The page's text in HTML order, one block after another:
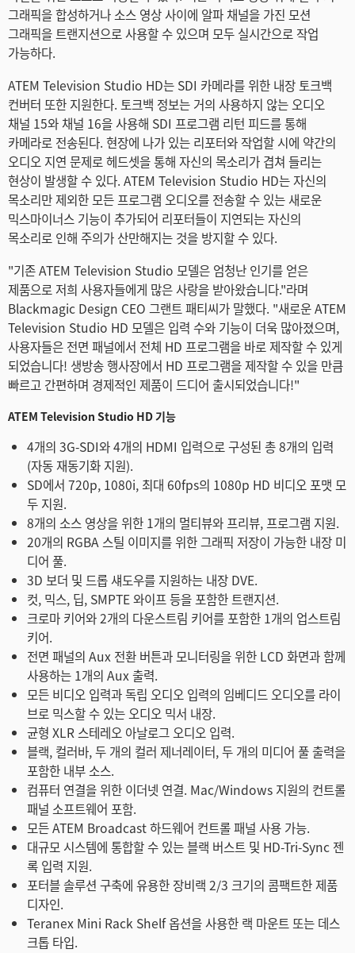
그래픽을 합성하거나 소스 영상 사이에 알파 채널을 가진 모션
그래픽을 트랜지션으로 사용할 수 있으며 모두 실시간으로 작업
가능하다.
ATEM Television Studio HD는 SDI 카메라를 위한 내장 토크백
컨버터 또한 지원한다. 토크백 정보는 거의 사용하지 않는 오디오
채널 15와 채널 16을 사용해 SDI 프로그램 리턴 피드를 통해
카메라로 전송된다. 현장에 나가 있는 리포터와 작업할 시에 약간의
오디오 지연 문제로 헤드셋을 통해 자신의 목소리가 겹쳐 들리는
현상이 발생할 수 있다. ATEM Television Studio HD는 자신의
목소리만 제외한 모든 프로그램 오디오를 전송할 수 있는 새로운
믹스마이너스 기능이 추가되어 리포터들이 지연되는 자신의
목소리로 인해 주의가 산만해지는 것을 방지할 수 있다.
"기존 ATEM Television Studio 모델은 엄청난 인기를 얻은
제품으로 저희 사용자들에게 많은 사랑을 받아왔습니다."라며
Blackmagic Design CEO 그랜트 패티씨가 말했다. "새로운 ATEM
Television Studio HD 모델은 입력 수와 기능이 더욱 많아졌으며,
사용자들은 전면 패널에서 전체 HD 프로그램을 바로 제작할 수 있게
되었습니다! 생방송 행사장에서 HD 프로그램을 제작할 수 있을 만큼
빠르고 간편하며 경제적인 제품이 드디어 출시되었습니다!"
ATEM Television Studio HD 기능
4개의 3G-SDI와 4개의 HDMI 입력으로 구성된 총 8개의 입력
(자동 재동기화 지원).
SD에서 720p, 1080i, 최대 60fps의 1080p HD 비디오 포맷 모
두 지원.
8개의 소스 영상을 위한 1개의 멀티뷰와 프리뷰, 프로그램 지원.
20개의 RGBA 스틸 이미지를 위한 그래픽 저장이 가능한 내장 미
디어 풀.
3D 보더 및 드롭 섀도우를 지원하는 내장 DVE.
컷, 믹스, 딥, SMPTE 와이프 등을 포함한 트랜지션.
크로마 키어와 2개의 다운스트림 키어를 포함한 1개의 업스트림
키어.
전면 패널의 Aux 전환 버튼과 모니터링을 위한 LCD 화면과 함께
사용하는 1개의 Aux 출력.
모든 비디오 입력과 독립 오디오 입력의 임베디드 오디오를 라이
브로 믹스할 수 있는 오디오 믹서 내장.
균형 XLR 스테레오 아날로그 오디오 입력.
블랙, 컬러바, 두 개의 컬러 제너레이터, 두 개의 미디어 풀 출력을
포함한 내부 소스.
컴퓨터 연결을 위한 이더넷 연결. Mac/Windows 지원의 컨트롤
패널 소프트웨어 포함.
모든 ATEM Broadcast 하드웨어 컨트롤 패널 사용 가능.
대규모 시스템에 통합할 수 있는 블랙 버스트 및 HD-Tri-Sync 젠
록 입력 지원.
포터블 솔루션 구축에 유용한 장비랙 2/3 크기의 콤팩트한 제품
디자인.
Teranex Mini Rack Shelf 옵션을 사용한 랙 마운트 또는 데스
크톱 타입.